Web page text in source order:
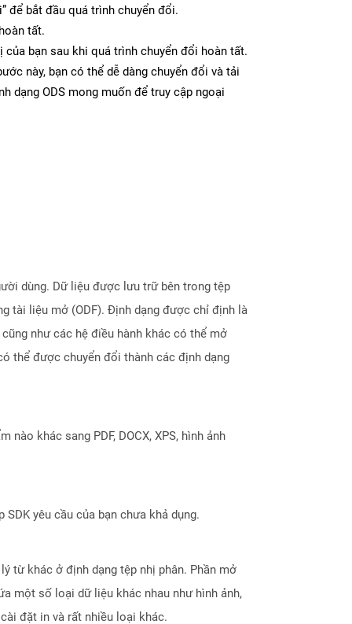
để bắt đầu quá trình chuyển đổi.
tất.
của bạn sau khi quá trình chuyển đổi hoàn tất.
này, bạn có thể dễ dàng chuyển đổi và tải
dạng ODS mong muốn để truy cập ngoại
dùng. Dữ liệu được lưu trữ bên trong tệp
tài liệu mở (ODF). Định dạng được chỉ định là
như các hệ điều hành khác có thể mở
thể được chuyển đổi thành các định dạng
khác sang PDF, DOCX, XPS, hình ảnh
yêu cầu của bạn chưa khả dụng.
từ khác ở định dạng tệp nhị phân. Phần mở
một số loại dữ liệu khác nhau như hình ảnh,
đặt in và rất nhiều loại khác.